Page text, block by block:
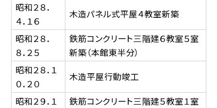
昭和２８．
４．１６
木造パネル式平屋４教室新築
昭和２８．
８．２５
鉄筋コンクリート三階建６教室５室
新築（本館東半分）
昭和２８．１
０．２０
木造平屋行動竣工
昭和２９．１
鉄筋コンクリート三階建５教室１室